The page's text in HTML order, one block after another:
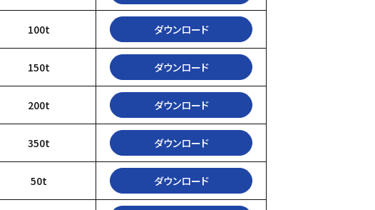
100t ダウンロード
150t ダウンロード
200t ダウンロード
350t ダウンロード
50t ダウンロード